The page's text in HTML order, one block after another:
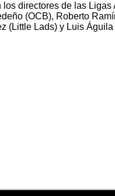
los directores de las Ligas
(OCB), Roberto
(Little Lads) y Luis Águila